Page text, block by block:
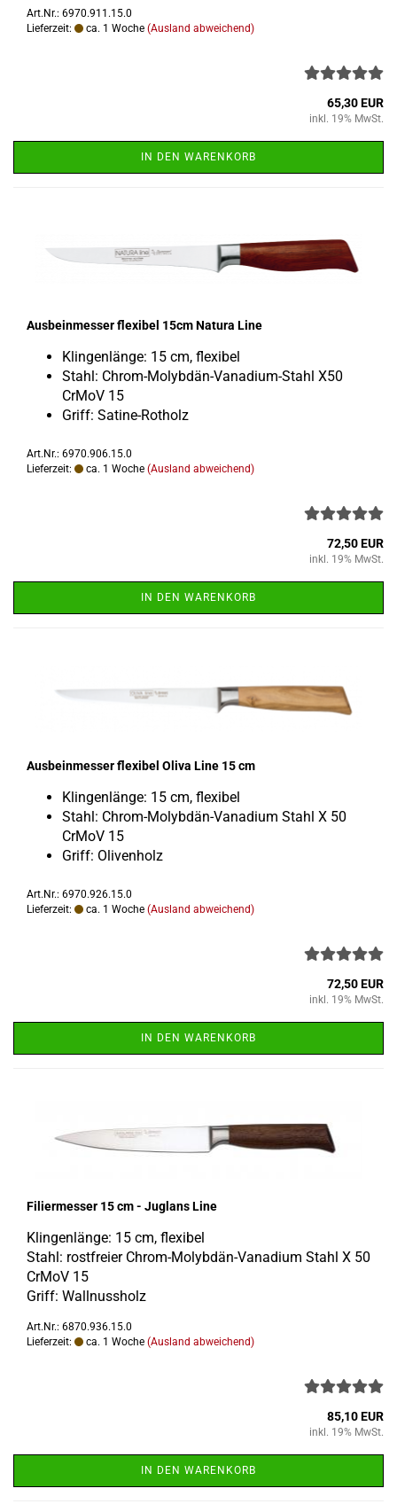
Art.Nr.: 6970.911.15.0
Lieferzeit:
ca. 1 Woche (Ausland abweichend)
65,30 EUR
inkl. 19% MwSt.
IN DEN WARENKORB
Aus­bein­mes­ser fle­xi­bel 15cm Na­tu­ra Line
Klin­gen­län­ge: 15 cm, fle­xi­bel
Stahl: Chrom-​Molybdän-Vanadium-Stahl X50
CrMoV 15
Griff: Satine-​Rotholz
Art.Nr.: 6970.906.15.0
Lieferzeit:
ca. 1 Woche (Ausland abweichend)
72,50 EUR
inkl. 19% MwSt.
IN DEN WARENKORB
Aus­bein­mes­ser fle­xi­bel Oliva Line 15 cm
Klin­gen­län­ge: 15 cm, fle­xi­bel
Stahl: Chrom-​Molybdän-Vanadium Stahl X 50
CrMoV 15
Griff: Oli­ven­holz
Art.Nr.: 6970.926.15.0
Lieferzeit:
ca. 1 Woche (Ausland abweichend)
72,50 EUR
inkl. 19% MwSt.
IN DEN WARENKORB
Fi­lier­mes­ser 15 cm - Jug­lans Line
Klin­gen­län­ge: 15 cm, fle­xi­bel
Stahl: rost­frei­er Chrom-​Molybdän-Vanadium Stahl X 50
CrMoV 15
Griff: Wall­nuss­holz
Art.Nr.: 6870.936.15.0
Lieferzeit:
ca. 1 Woche (Ausland abweichend)
85,10 EUR
inkl. 19% MwSt.
IN DEN WARENKORB